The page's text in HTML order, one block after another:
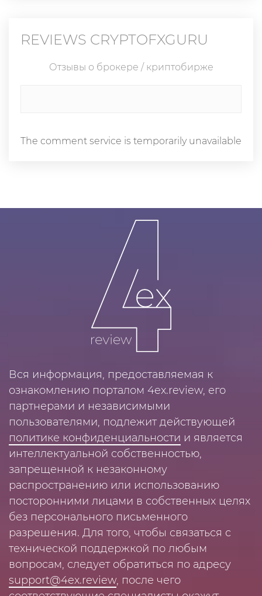
REVIEWS CRYPTOFXGURU
Отзывы о брокере / криптобирже
The comment service is temporarily unavailable
Вся информация, предоставляемая к
ознакомлению порталом 4ex.review, его
партнерами и независимыми
пользователями, подлежит действующей
политике конфиденциальности и является
интеллектуальной собственностью,
запрещенной к незаконному
распространению или использованию
посторонними лицами в собственных целях
без персонального письменного
разрешения. Для того, чтобы связаться с
технической поддержкой по любым
вопросам, следует обратиться по адресу
support@4ex.review, после чего